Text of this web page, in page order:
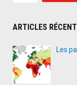
ARTICLES
Les